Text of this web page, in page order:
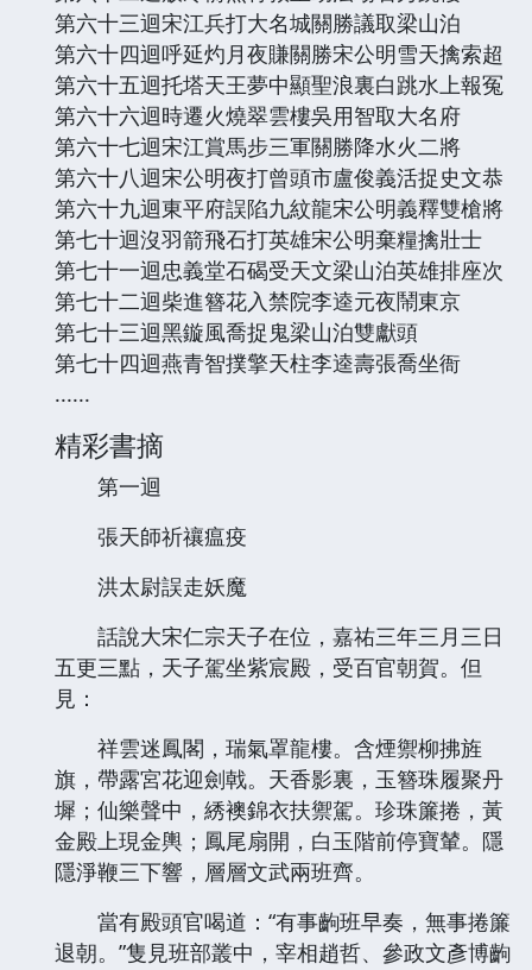
第六十三迴宋江兵打大名城關勝議取梁山泊
第六十四迴呼延灼月夜賺關勝宋公明雪天擒索超
第六十五迴托塔天王夢中顯聖浪裏白跳水上報冤
第六十六迴時遷火燒翠雲樓吳用智取大名府
第六十七迴宋江賞馬步三軍關勝降水火二將
第六十八迴宋公明夜打曾頭市盧俊義活捉史文恭
第六十九迴東平府誤陷九紋龍宋公明義釋雙槍將
第七十迴沒羽箭飛石打英雄宋公明棄糧擒壯士
第七十一迴忠義堂石碣受天文梁山泊英雄排座次
第七十二迴柴進簪花入禁院李逵元夜鬧東京
第七十三迴黑鏇風喬捉鬼梁山泊雙獻頭
第七十四迴燕青智撲擎天柱李逵壽張喬坐衙
......
精彩書摘
第一迴
張天師祈禳瘟疫
洪太尉誤走妖魔
話說大宋仁宗天子在位，嘉祐三年三月三日
五更三點，天子駕坐紫宸殿，受百官朝賀。但
見：
祥雲迷鳳閣，瑞氣罩龍樓。含煙禦柳拂旌
旗，帶露宮花迎劍戟。天香影裏，玉簪珠履聚丹
墀；仙樂聲中，綉襖錦衣扶禦駕。珍珠簾捲，黃
金殿上現金輿；鳳尾扇開，白玉階前停寶輦。隱
隱淨鞭三下響，層層文武兩班齊。
當有殿頭官喝道：“有事齣班早奏，無事捲簾
退朝。”隻見班部叢中，宰相趙哲、參政文彥博齣